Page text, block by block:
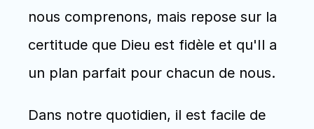
nous comprenons, mais repose sur la
certitude que Dieu est fidèle et qu'Il a
un plan parfait pour chacun de nous.
Dans notre quotidien, il est facile de